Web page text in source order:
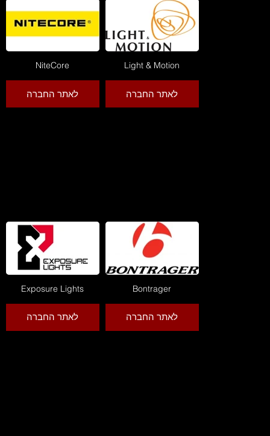
NiteCore
לאתר החברה
Light & Motion
לאתר החברה
Exposure Lights
לאתר החברה
Bontrager
לאתר החברה